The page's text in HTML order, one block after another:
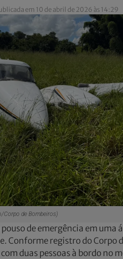
em 10 de abril de 2026 às 14:29
Corpo de Bombeiros)
de emergência em uma
Conforme registro do Corpo
duas pessoas à bordo no